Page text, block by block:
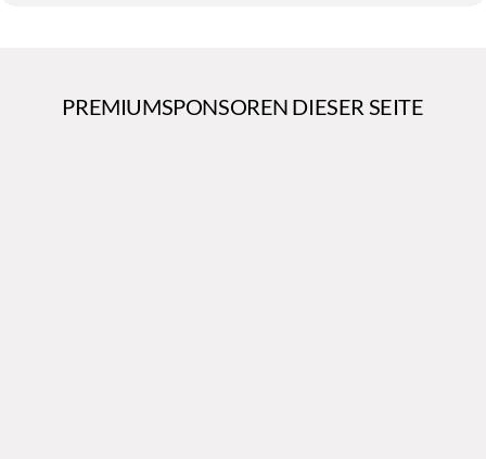
PREMIUMSPONSOREN DIESER SEITE